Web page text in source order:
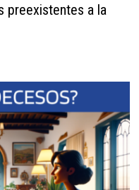
preexistentes a la